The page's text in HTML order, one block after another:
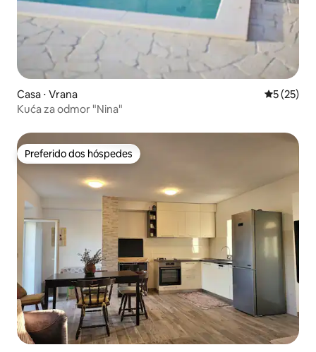
Casa ⋅ Vrana 5 de uma
5 (25)
Kuća za odmor "Nina"
Preferido dos hóspedes
Preferido dos hóspedes